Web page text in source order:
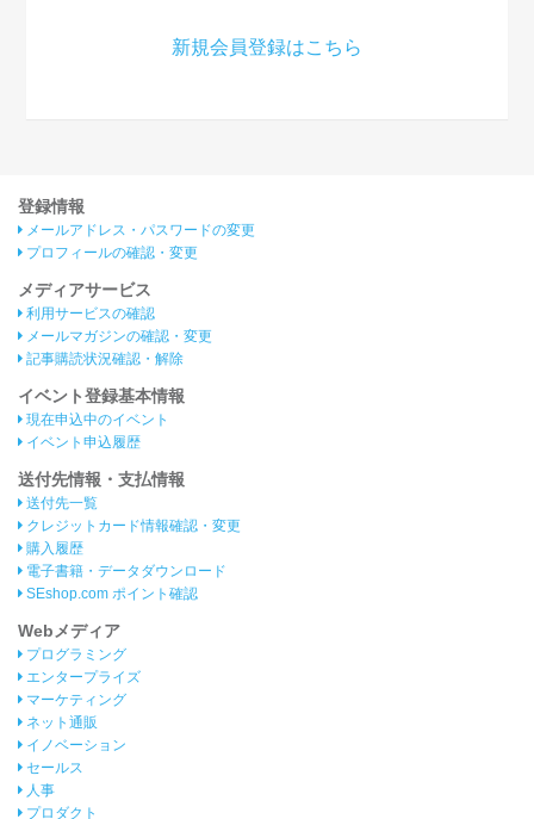
新規会員登録はこちら
登録情報
メールアドレス・パスワードの変更
プロフィールの確認・変更
メディアサービス
利用サービスの確認
メールマガジンの確認・変更
記事購読状況確認・解除
イベント登録基本情報
現在申込中のイベント
イベント申込履歴
送付先情報・支払情報
送付先一覧
クレジットカード情報確認・変更
購入履歴
電子書籍・データダウンロード
SEshop.com ポイント確認
Webメディア
プログラミング
エンタープライズ
マーケティング
ネット通販
イノベーション
セールス
人事
プロダクト